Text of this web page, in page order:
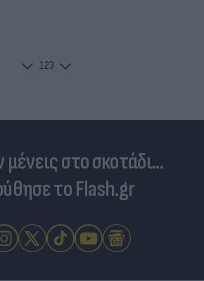
123
μένεις στο σκοτάδι...
το Flash.gr